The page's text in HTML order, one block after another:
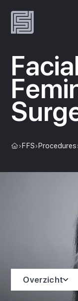
›FFS›Procedures
Overzicht